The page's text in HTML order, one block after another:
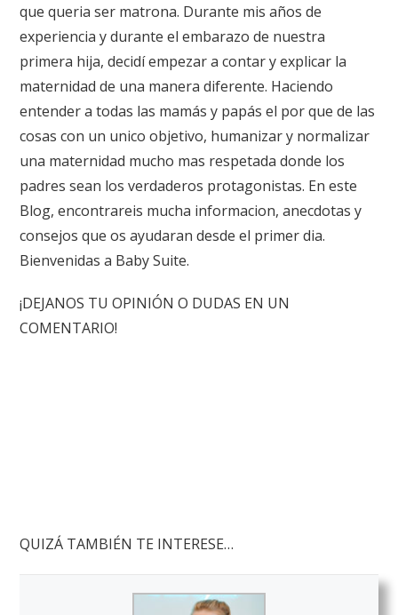
que queria ser matrona. Durante mis años de
experiencia y durante el embarazo de nuestra
primera hija, decidí empezar a contar y explicar la
maternidad de una manera diferente. Haciendo
entender a todas las mamás y papás el por que de las
cosas con un unico objetivo, humanizar y normalizar
una maternidad mucho mas respetada donde los
padres sean los verdaderos protagonistas. En este
Blog, encontrareis mucha informacion, anecdotas y
consejos que os ayudaran desde el primer dia.
Bienvenidas a Baby Suite.
¡DEJANOS TU OPINIÓN O DUDAS EN UN
COMENTARIO!
QUIZÁ TAMBIÉN TE INTERESE…